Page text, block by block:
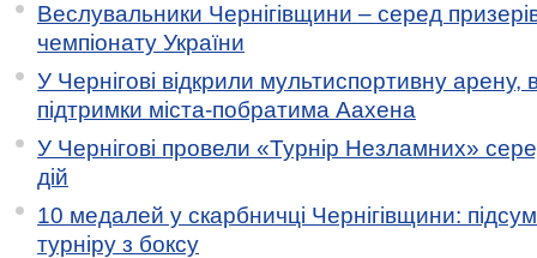
Веслувальники Чернігівщини – серед
чемпіонату України
У Чернігові відкрили мультиспортивну арену,
підтримки міста-побратима Аахена
У Чернігові провели «Турнір Незламних»
дій
10 медалей у скарбничці Чернігівщини:
турніру з боксу